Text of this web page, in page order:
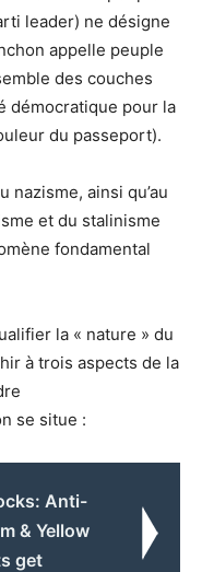
leader) ne désigne
appelle peuple
des couches
démocratique pour la
du passeport).
nazisme, ainsi qu’au
et du stalinisme
fondamental
la « nature » du
à trois aspects de la
se situe :
Anti-
& Yellow
get